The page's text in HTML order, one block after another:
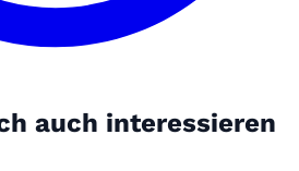
auch interessieren